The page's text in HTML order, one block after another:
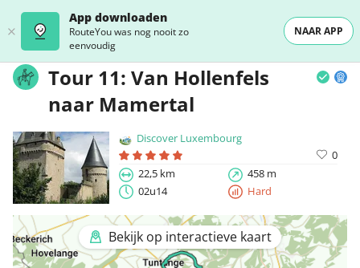
App downloaden
RouteYou was nog nooit zo
eenvoudig
NAAR APP
Tour 11: Van Hollenfels
naar Mamertal
Discover Luxembourg
0
22,5 km
458 m
02u14
Hard
Bekijk op interactieve kaart